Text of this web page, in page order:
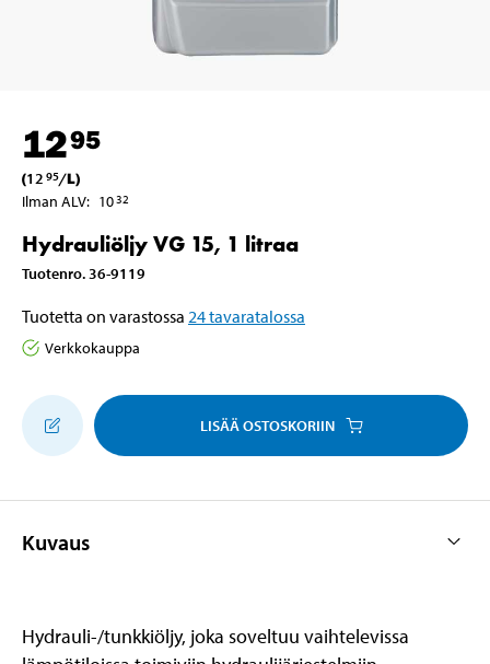
1295
(12 95/L)
Ilman ALV: 1032
Hydrauliöljy VG 15, 1 litraa
Tuotenro. 36-9119
Tuotetta on varastossa 24tavaratalossa
Verkkokauppa
LISÄÄ OSTOSKORIIN
Kuvaus
Hydrauli-/tunkkiöljy, joka soveltuu vaihtelevissa